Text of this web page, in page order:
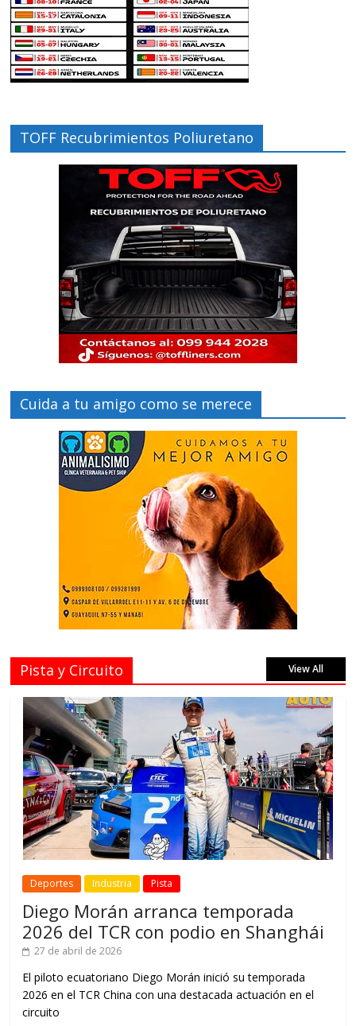
TOFF Recubrimientos Poliuretano
Cuida a tu amigo como se merece
Pista y Circuito View All
Deportes Industria Pista
Diego Morán arranca temporada
2026 del TCR con podio en Shanghái
27 de abril de 2026
El piloto ecuatoriano Diego Morán inició su temporada
2026 en el TCR China con una destacada actuación en el
circuito